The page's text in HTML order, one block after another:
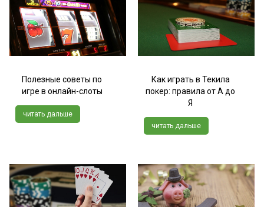
Полезные советы по
игре в онлайн-слоты
читать дальше
Как играть в Текила
покер: правила от А до
Я
читать дальше